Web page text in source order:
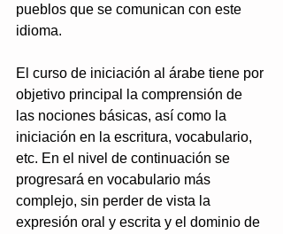
pueblos que se comunican con este
idioma.
El curso de iniciación al árabe tiene por
objetivo principal la comprensión de
las nociones básicas, así como la
iniciación en la escritura, vocabulario,
etc. En el nivel de continuación se
progresará en vocabulario más
complejo, sin perder de vista la
expresión oral y escrita y el dominio de